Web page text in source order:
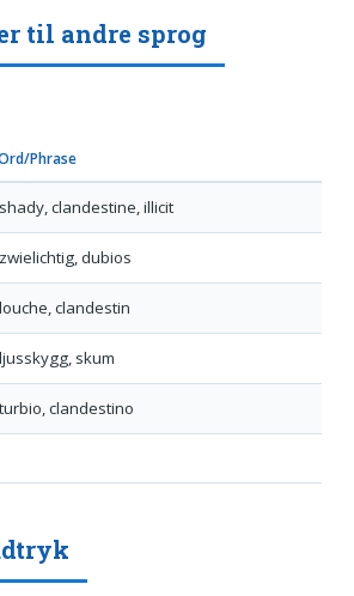
til andre sprog
Phrase
shady, clandestine, illicit
zwielichtig, dubios
louche, clandestin
ljusskygg, skum
turbio, clandestino